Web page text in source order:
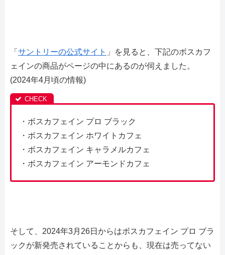
「 サントリーの公式サイト 」を見ると、下記のボスカフ
ェインの商品がページの中にあるのが伺えました。
(2024年4月頃の情報)
・ボスカフェイン プロ ブラック
・ボスカフェイン ホワイトカフェ
・ボスカフェイン キャラメルカフェ
・ボスカフェイン アーモンドカフェ
そして、2024年3月26日からはボスカフェイン プロ ブラ
ックが新発売されていることからも、現在は売ってない